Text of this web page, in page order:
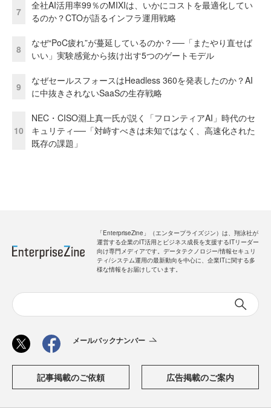
7
全社AI活用率99％のMIXIは、いかにコストを最適化してい
るのか？CTOが語るインフラ運用戦略
8
なぜ“PoC疲れ”が蔓延しているのか？──「またやり直せば
いい」実験感覚から抜け出す5つのゲートモデル
9
なぜセールスフォースはHeadless 360を発表したのか？AI
に中抜きされないSaaSの生存戦略
10
NEC・CISO淵上真一氏が説く「フロンティアAI」時代のセ
キュリティ──「対峙すべきは未知ではなく、高速化された
既存の課題」
「EnterpriseZine」（エンタープライズジン）は、翔泳社が
運営する企業のIT活用とビジネス成長を支援するITリーダー
向け専門メディアです。データテクノロジー/情報セキュリ
ティ/システム運用の最新動向を中心に、企業ITに関する多
様な情報をお届けしています。
メールバックナンバー
記事掲載のご依頼 広告掲載のご案内